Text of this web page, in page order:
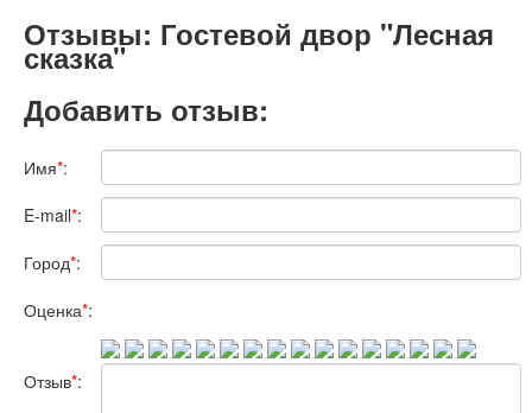
Отзывы: Гостевой двор "Лесная
сказка"
Добавить отзыв:
Имя*:
E-mail*:
Город*:
Оценка*:
Отзыв*: